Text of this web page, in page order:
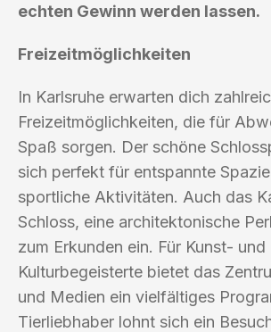
echten Gewinn werden lassen.
Freizeitmöglichkeiten
In Karlsruhe erwarten dich
Freizeitmöglichkeiten, die für
Spaß sorgen. Der schöne
sich perfekt für entspannte
sportliche Aktivitäten. Auch das
Schloss, eine architektonische
zum Erkunden ein. Für Kunst- und
Kulturbegeisterte bietet das
und Medien ein vielfältiges
Tierliebhaber lohnt sich ein